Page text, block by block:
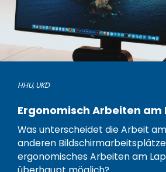
HHU,UKD
Ergonomisch Arbeiten am
Was unterscheidet die Arbeit
anderen
ergonomisches Arbeiten am